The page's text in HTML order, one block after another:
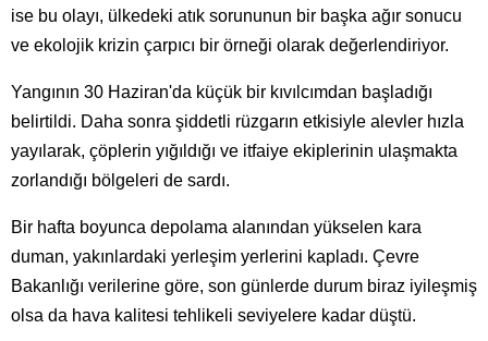
ise bu olayı, ülkedeki atık sorununun bir başka ağır sonucu
ve ekolojik krizin çarpıcı bir örneği olarak değerlendiriyor.
Yangının 30 Haziran'da küçük bir kıvılcımdan başladığı
belirtildi. Daha sonra şiddetli rüzgarın etkisiyle alevler hızla
yayılarak, çöplerin yığıldığı ve itfaiye ekiplerinin ulaşmakta
zorlandığı bölgeleri de sardı.
Bir hafta boyunca depolama alanından yükselen kara
duman, yakınlardaki yerleşim yerlerini kapladı. Çevre
Bakanlığı verilerine göre, son günlerde durum biraz iyileşmiş
olsa da hava kalitesi tehlikeli seviyelere kadar düştü.